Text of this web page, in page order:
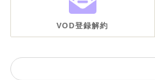
VOD登録解約